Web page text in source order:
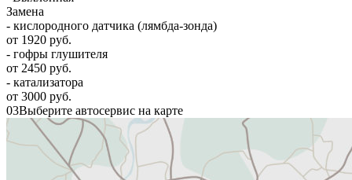
Замена
- кислородного датчика (лямбда-зонда)
от 1920 руб.
- гофры глушителя
от 2450 руб.
- катализатора
от 3000 руб.
03Выберите автосервис на карте